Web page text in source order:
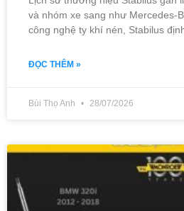
và nhóm xe sang như Mercedes-
công nghệ ty khí nén, Stabilus
ĐỌC THÊM »
Bùi Thọ Anh 28/07/2026